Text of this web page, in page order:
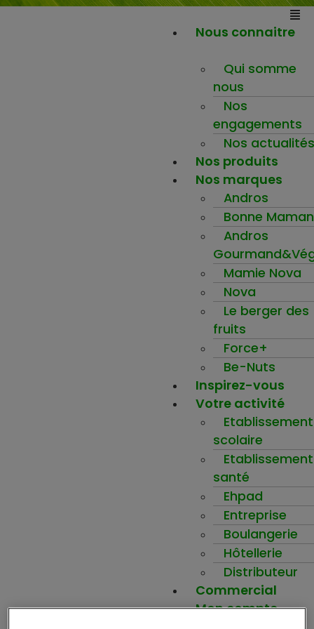
Nous connaitre
Qui somme
nous
Nos
engagements
Nos actualités
Nos produits
Nos marques
Andros
Bonne Maman
Andros
Mamie Nova
Nova
Le berger des
fruits
Force+
Be-Nuts
Inspirez-vous
Votre activité
Etablissement
scolaire
santé
Ehpad
Entreprise
Boulangerie
Hôtellerie
Distributeur
Commercial
Mon compte